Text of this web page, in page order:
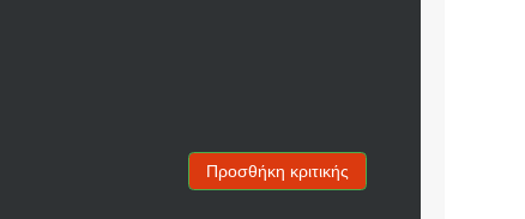
Προσθήκη κριτικής